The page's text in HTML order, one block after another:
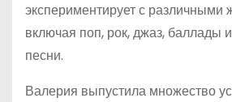
экспериментирует с различными
включая поп, рок, джаз, баллады
песни.
Валерия выпустила множество